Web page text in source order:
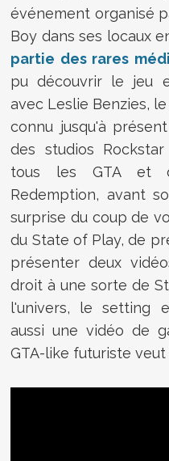
événement organisé
Boy dans ses locaux
partie des rares
pu découvrir le jeu
avec Leslie Benzies,
connu jusqu'à
des studios
tous les GTA et
Redemption, avant
surprise du coup de
du State of Play, de
présenter deux
droit à une sorte de
l'univers, le setting
aussi une vidéo de
GTA-like futuriste veut